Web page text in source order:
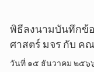
พิธีลงนามบันทึกข้อ
ศาสตร์​ มจร​ กับ​ ค
วันที่​ ๑๕ ธันวาคม​ ๒๕​๖​